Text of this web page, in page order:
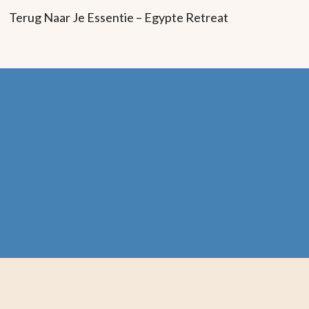
Terug Naar Je Essentie – Egypte Retreat